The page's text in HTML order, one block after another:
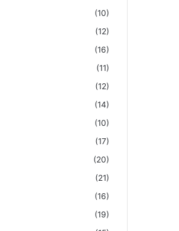
(10)
(12)
(16)
(11)
(12)
(14)
(10)
(17)
(20)
(21)
(16)
(19)